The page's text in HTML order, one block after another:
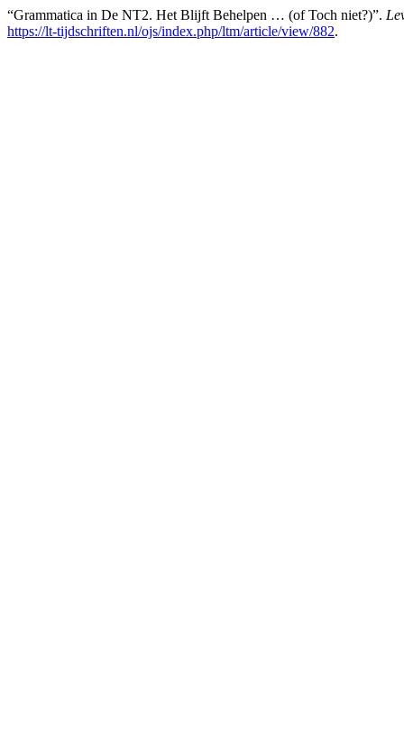
“Grammatica in De NT2. Het Blijft Behelpen … (of Toch niet?)”.
https://lt-tijdschriften.nl/ojs/index.php/ltm/article/view/882.